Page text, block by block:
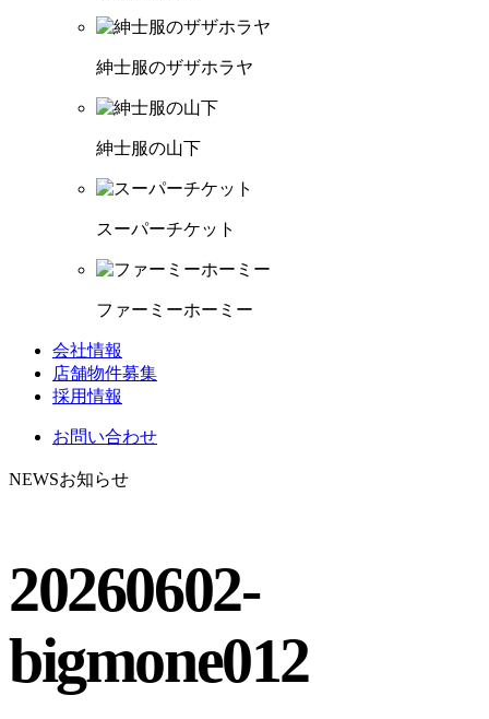
紳士服のザザホラヤ
紳士服の山下
スーパーチケット
ファーミーホーミー
会社情報
店舗物件募集
採用情報
お問い合わせ
NEWSお知らせ
20260602-
bigmone012